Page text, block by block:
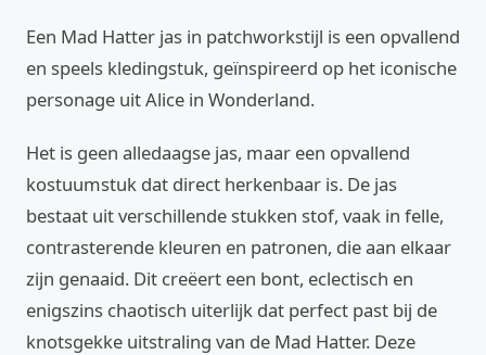
Een Mad Hatter jas in patchworkstijl is een opvallend
en speels kledingstuk, geïnspireerd op het iconische
personage uit Alice in Wonderland.
Het is geen alledaagse jas, maar een opvallend
kostuumstuk dat direct herkenbaar is. De jas
bestaat uit verschillende stukken stof, vaak in felle,
contrasterende kleuren en patronen, die aan elkaar
zijn genaaid. Dit creëert een bont, eclectisch en
enigszins chaotisch uiterlijk dat perfect past bij de
knotsgekke uitstraling van de Mad Hatter. Deze